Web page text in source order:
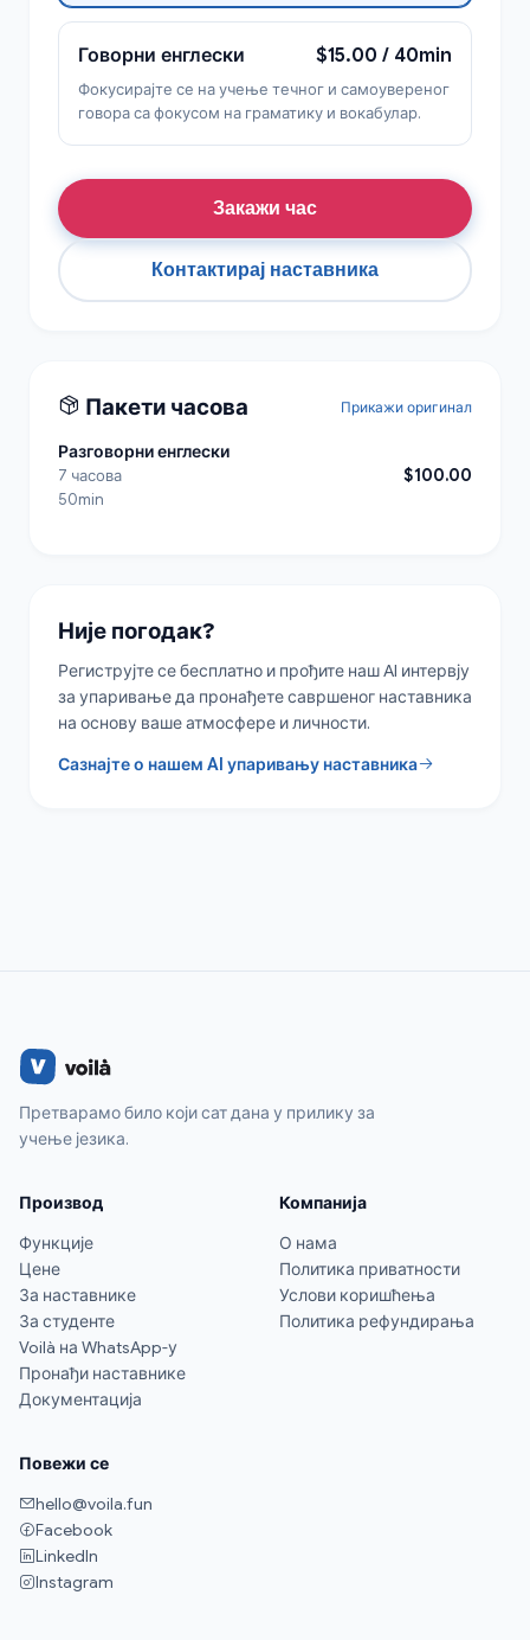
Говорни енглески $15.00 / 40min
Фокусирајте се на учење течног и самоувереног
говора са фокусом на граматику и вокабулар.
Закажи час
Контактирај наставника
Пакети часова Прикажи оригинал
Разговорни енглески
7 часова
50min
$100.00
Није погодак?
Региструјте се бесплатно и прођите наш AI интервју
за упаривање да пронађете савршеног наставника
на основу ваше атмосфере и личности.
Сазнајте о нашем AI упаривању наставника
Претварамо било који сат дана у прилику за
учење језика.
Производ
Функције
Цене
За наставнике
За студенте
Voilà на WhatsApp-у
Пронађи наставнике
Документација
Компанија
О нама
Политика приватности
Услови коришћења
Политика рефундирања
Повежи се
hello@voila.fun
Facebook
LinkedIn
Instagram